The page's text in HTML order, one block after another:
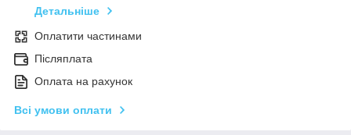
Детальніше
Оплатити частинами
Післяплата
Оплата на рахунок
Всі умови оплати